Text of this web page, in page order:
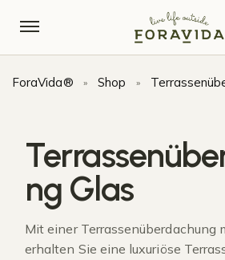
ForaVida® » Shop »
ng Glas
Mit einer Terrassenüberdachung
erhalten Sie eine luxuriöse